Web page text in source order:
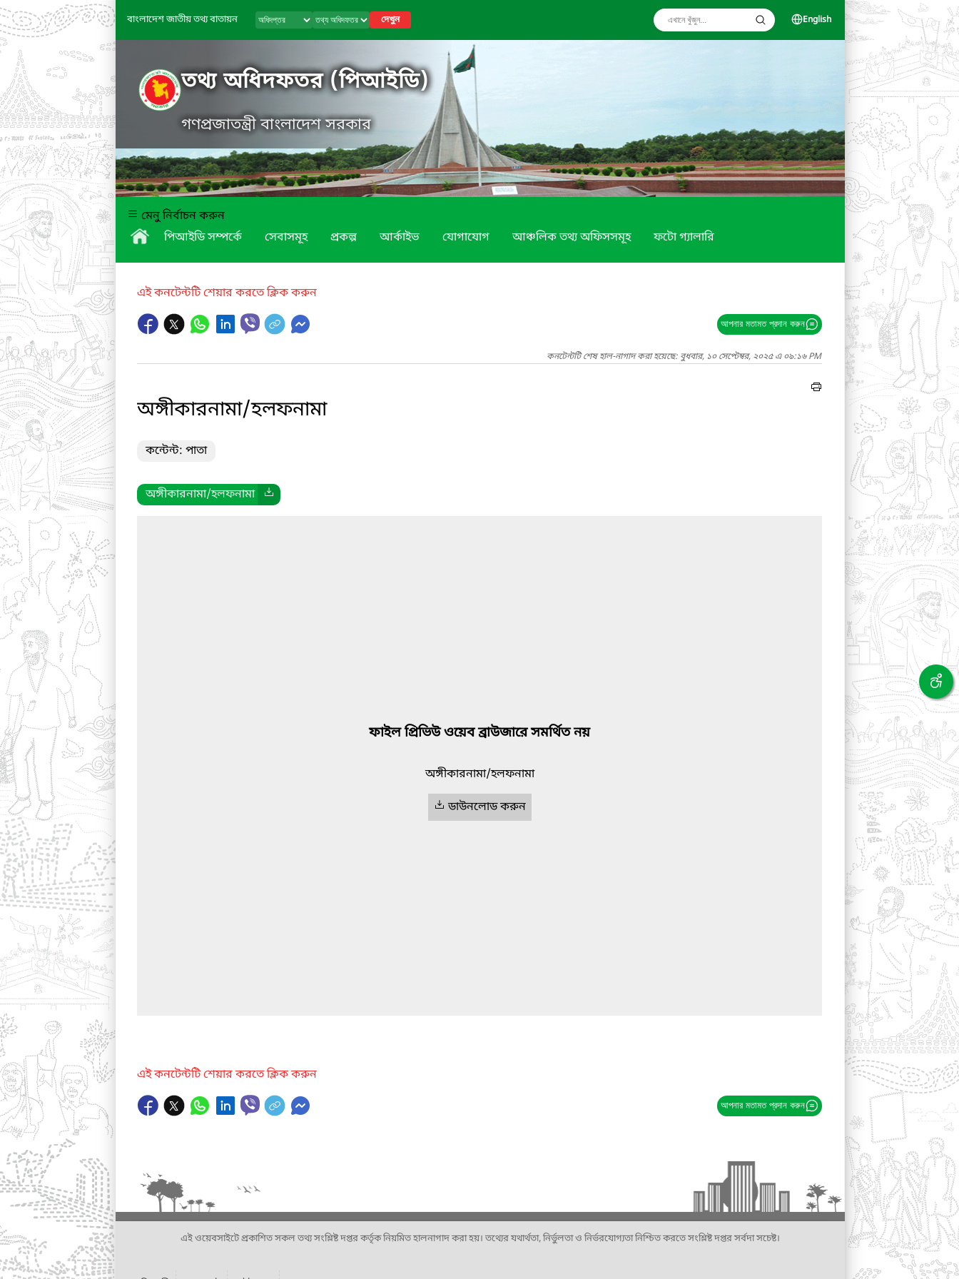
বাংলাদেশ জাতীয় তথ্য বাতায়ন দেখুন English
তথ্য অধিদফতর (পিআইডি)
গণপ্রজাতন্ত্রী বাংলাদেশ সরকার
মেনু নির্বাচন করুন
পিআইডি সম্পর্কে
সেবাসমূহ প্রকল্প আর্কাইভ যোগাযোগ আঞ্চলিক তথ্য অফিসসমূহ ফটো গ্যালারি
এই কনটেন্টটি শেয়ার করতে ক্লিক করুন
আপনার মতামত প্রদান করুন
কনটেন্টটি শেষ হাল-নাগাদ করা হয়েছে: বুধবার, ১০ সেপ্টেম্বর, ২০২৫ এ ০৯:১৬ PM
অঙ্গীকারনামা/হলফনামা
কন্টেন্ট: পাতা
অঙ্গীকারনামা/হলফনামা
ফাইল প্রিভিউ ওয়েব ব্রাউজারে সমর্থিত নয়
অঙ্গীকারনামা/হলফনামা
ডাউনলোড করুন
এই কনটেন্টটি শেয়ার করতে ক্লিক করুন
আপনার মতামত প্রদান করুন
এই ওয়েবসাইটে প্রকাশিত সকল তথ্য সংশ্লিষ্ট দপ্তর কর্তৃক নিয়মিত হালনাগাদ করা হয়। তথ্যের যথার্থতা, নির্ভুলতা ও নির্ভরযোগ্যতা নিশ্চিত করতে সংশ্লিষ্ট দপ্তর সর্বদা সচেষ্ট।